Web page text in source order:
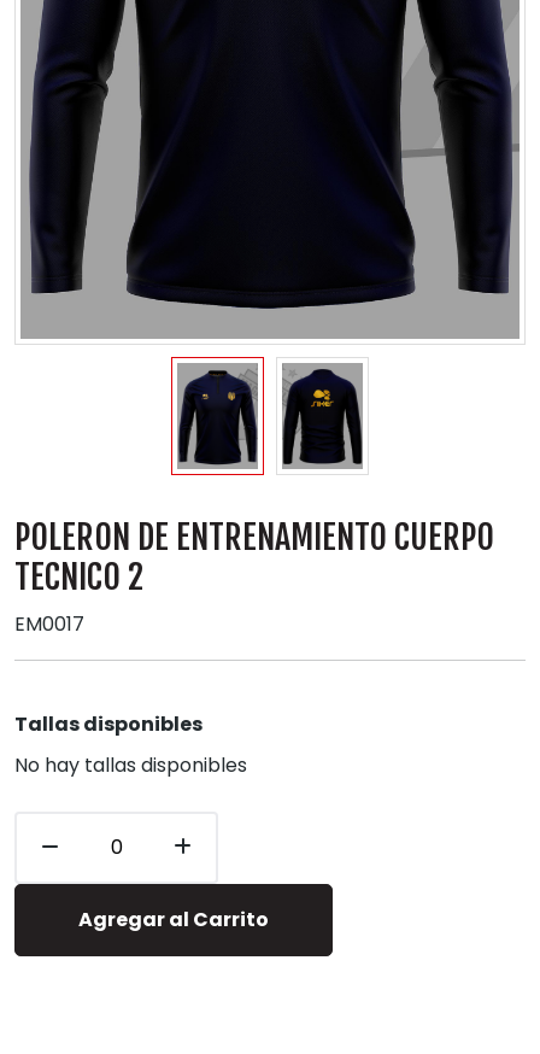
POLERON DE ENTRENAMIENTO CUERPO
TECNICO 2
EM0017
Tallas disponibles
No hay tallas disponibles
Agregar al Carrito